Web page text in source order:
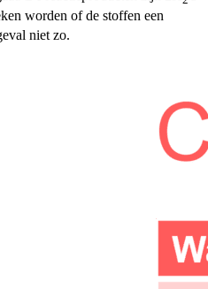
worden of de stoffen een
niet zo.